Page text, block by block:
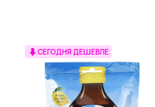
СЕГОДНЯ ДЕШЕВЛЕ